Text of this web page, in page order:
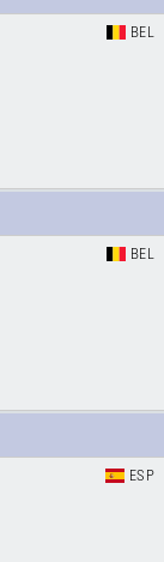
BEL
BEL
ESP